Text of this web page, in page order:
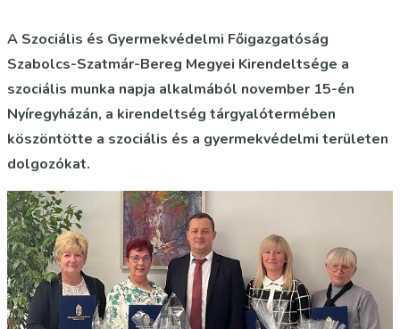
A Szociális és Gyermekvédelmi Főigazgatóság
Szabolcs-Szatmár-Bereg Megyei Kirendeltsége a
szociális munka napja alkalmából november 15-én
Nyíregyházán, a kirendeltség tárgyalótermében
köszöntötte a szociális és a gyermekvédelmi területen
dolgozókat.